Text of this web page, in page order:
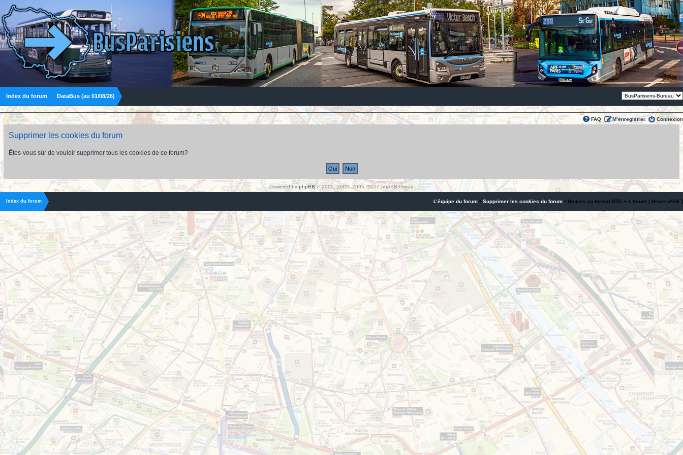
Index du forum DataBus (au 01/08/26)
FAQ M’enregistrer Connexion
Supprimer les cookies du forum
Êtes-vous sûr de vouloir supprimer tous les cookies de ce forum?
Powered byphpBB© 2000, 2002, 2005, 2007 phpBB Group
Index du forum L’équipe du forum • Supprimer les cookies du forum • Heures au format UTC + 1 heure [ Heure d’été ]